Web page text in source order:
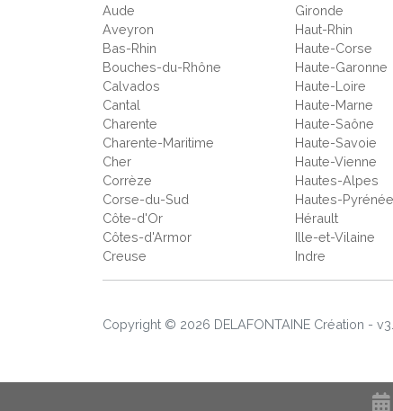
Aude
Aveyron
Bas-Rhin
Bouches-du-Rhône
Calvados
Cantal
Charente
Charente-Maritime
Cher
Corrèze
Corse-du-Sud
Côte-d'Or
Côtes-d'Armor
Creuse
Gironde
Haut-Rhin
Haute-Corse
Haute-Garonne
Haute-Loire
Haute-Marne
Haute-Saône
Haute-Savoie
Haute-Vienne
Hautes-Alpes
Hautes-
Hérault
Ille-et-Vilaine
Indre
Copyright © 2026 DELAFONTAINE Création -